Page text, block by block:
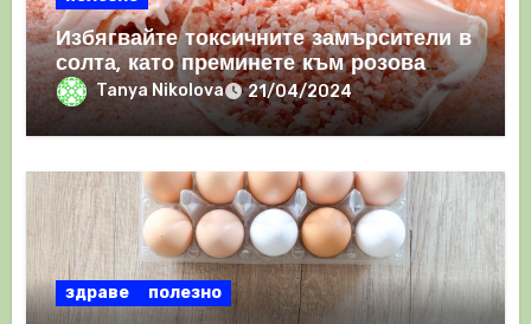
Избягвайте токсичните замърсители в
солта, като преминете към розова
хималайска сол
Tanya Nikolova 21/04/2024
здраве полезно